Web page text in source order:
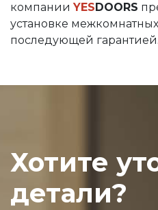
компании YESDOORS
установке
последующей гарантией.
Хотите
детали?